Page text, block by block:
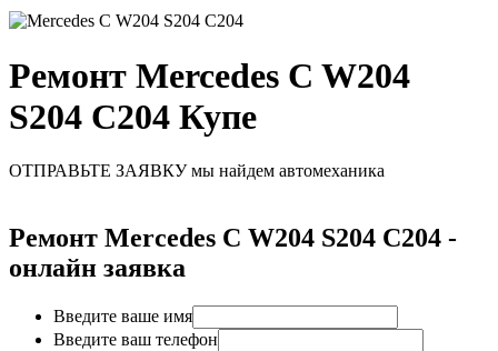
Ремонт Mercedes C W204
S204 C204 Купе
ОТПРАВЬТЕ ЗАЯВКУ мы найдем автомеханика
Ремонт Mercedes C W204 S204 C204 -
онлайн заявка
Введите ваше имя
Введите ваш телефон